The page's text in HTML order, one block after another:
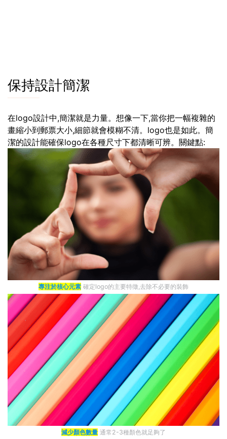
保持設計簡潔
在logo設計中,簡潔就是力量。想像一下,當你把一幅複雜的
畫縮小到郵票大小,細節就會模糊不清。logo也是如此。簡
潔的設計能確保logo在各種尺寸下都清晰可辨。關鍵點:
專注於核心元素 確定logo的主要特徵,去除不必要的裝飾
減少顏色數量 通常2-3種顏色就足夠了